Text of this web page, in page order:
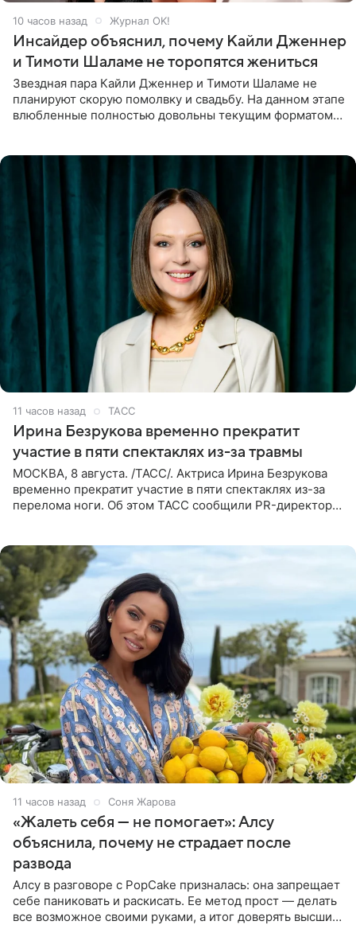
10 часов назад Журнал OK!
Инсайдер объяснил, почему Кайли Дженнер
и Тимоти Шаламе не торопятся жениться
Звездная пара Кайли Дженнер и Тимоти Шаламе не
планируют скорую помолвку и свадьбу. На данном этапе
влюбленные полностью довольны текущим форматом
11 часов назад ТАСС
Ирина Безрукова временно прекратит
участие в пяти спектаклях из-за травмы
МОСКВА, 8 августа. /ТАСС/. Актриса Ирина Безрукова
временно прекратит участие в пяти спектаклях из-за
перелома ноги. Об этом ТАСС сообщили PR-директор
11 часов назад Соня Жарова
«Жалеть себя — не помогает»: Алсу
объяснила, почему не страдает после
развода
Алсу в разговоре с PopCake призналась: она запрещает
себе паниковать и раскисать. Ее метод прост — делать
все возможное своими руками, а итог доверять высшим